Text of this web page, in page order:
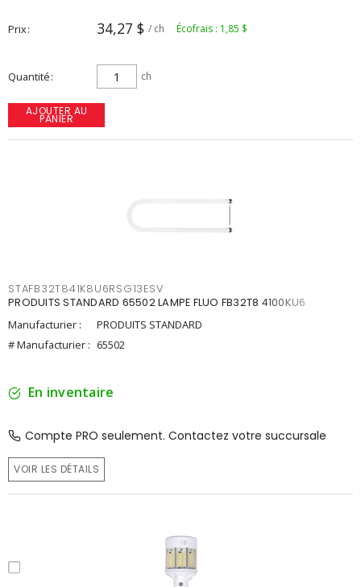
Prix 34,27 $ / ch Écofrais : 1,85 $
Quantité ch
AJOUTER AU
PANIER
STAFB32T841K8U6RSG13ESV
PRODUITS STANDARD 65502 LAMPE FLUO FB32T8 4100KU6
Manufacturier :
PRODUITS STANDARD
# Manufacturier : 65502
En inventaire
Compte PRO seulement. Contactez votre succursale
VOIR LES DÉTAILS